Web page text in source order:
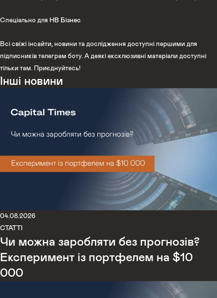
Спеціально для НВ Бізнес
Всі свіжі інсайти, новини та дослідження доступні першими для
підписників телеграм боту. А деякі ексклюзивні матеріали доступні
тільки там. Приєднуйтесь!
Інші новини
04.08.2026
СТАТТІ
Чи можна заробляти без прогнозів?
Експеримент із портфелем на $10
000